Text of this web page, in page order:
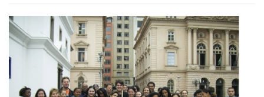
CONTATO
IMPRENSA
TRABALHE CONOSCO